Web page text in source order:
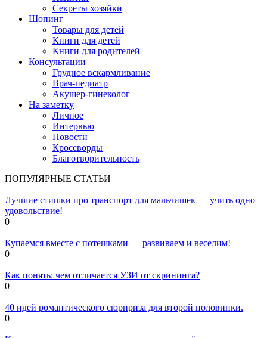
Секреты хозяйки
Шопинг
Товары для детей
Книги для детей
Книги для родителей
Консультации
Грудное вскармливание
Врач-педиатр
Акушер-гинеколог
На заметку
Личное
Интервью
Новости
Кроссворды
Благотворительность
ПОПУЛЯРНЫЕ СТАТЬИ
Лучшие стишки про транспорт для мальчишек — учить одно
удовольствие!
0
Купаемся вместе с потешками — развиваем и веселим!
0
Как понять: чем отличается УЗИ от скрининга?
0
40 идей романтического сюрприза для второй половинки.
0